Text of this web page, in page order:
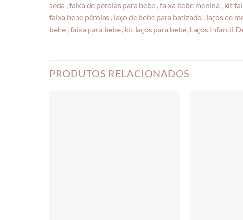
seda , faixa de pérolas para bebe , faixa bebe menina , kit
faixa bebe pérolas , laço de bebe para batizado , laços de
bebe , faixa para bebe , kit laços para bebe, Laços Infantil
PRODUTOS RELACIONADOS